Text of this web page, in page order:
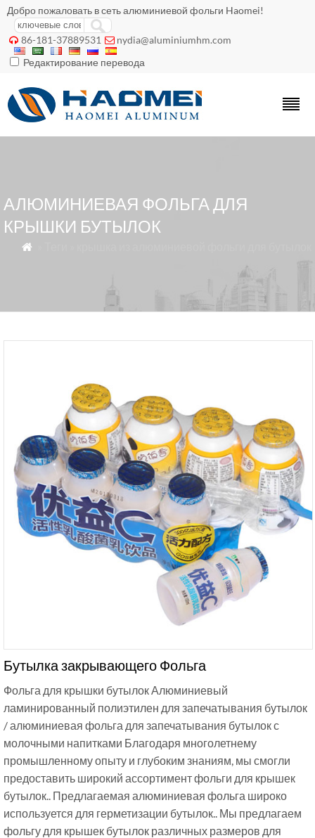
Добро пожаловать в сеть алюминиевой фольги Haomei!
 86-181-37889531  nydia@aluminiumhm.com
Редактирование перевода
АЛЮМИНИЕВАЯ ФОЛЬГА ДЛЯ
КРЫШКИ БУТЫЛОК

Бутылка закрывающего Фольга
Фольга для крышки бутылок Алюминиевый
ламинированный полиэтилен для запечатывания бутылок
/ алюминиевая фольга для запечатывания бутылок с
молочными напитками Благодаря многолетнему
промышленному опыту и глубоким знаниям, мы смогли
предоставить широкий ассортимент фольги для крышек
бутылок.. Предлагаемая алюминиевая фольга широко
используется для герметизации бутылок.. Мы предлагаем
фольгу для крышек бутылок различных размеров для